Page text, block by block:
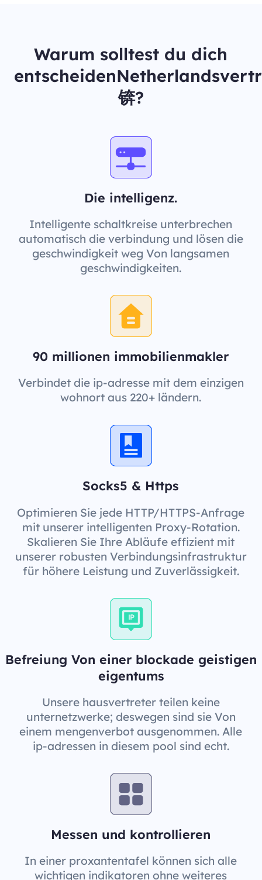
Warum solltest du dich
锛?
Die intelligenz.
Intelligente schaltkreise unterbrechen
automatisch die verbindung und lösen die
geschwindigkeit weg Von langsamen
geschwindigkeiten.
90 millionen immobilienmakler
Verbindet die ip-adresse mit dem einzigen
wohnort aus 220+ ländern.
Socks5 & Https
Optimieren Sie jede HTTP/HTTPS-Anfrage
mit unserer intelligenten Proxy-Rotation.
Skalieren Sie Ihre Abläufe effizient mit
unserer robusten Verbindungsinfrastruktur
für höhere Leistung und Zuverlässigkeit.
Befreiung Von einer blockade geistigen
eigentums
Unsere hausvertreter teilen keine
unternetzwerke; deswegen sind sie Von
einem mengenverbot ausgenommen. Alle
ip-adressen in diesem pool sind echt.
Messen und kontrollieren
In einer proxantentafel können sich alle
wichtigen indikatoren ohne weiteres